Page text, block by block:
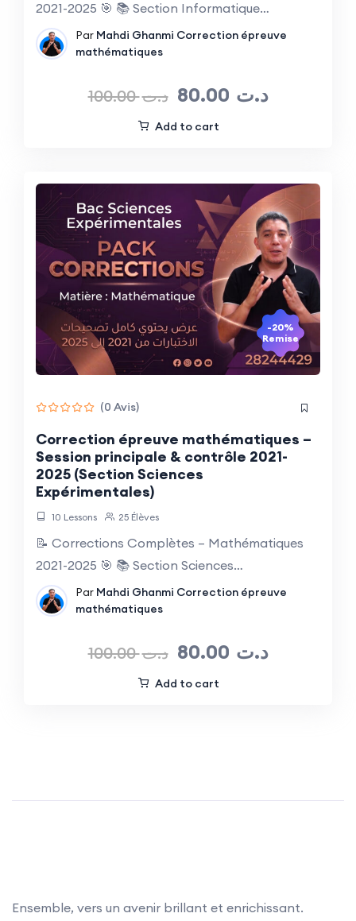
2021-2025 🎯 📚 Section Informatique…
Par Mahdi Ghanmi Correction épreuve
mathématiques
100.00د.ت 80.00 د.ت
Add to cart
-20%
Remise
(0 Avis)
Correction épreuve mathématiques –
Session principale & contrôle 2021-
2025 (Section Sciences
Expérimentales)
10 Lessons 25 Élèves
📝 Corrections Complètes – Mathématiques
2021-2025 🎯 📚 Section Sciences…
Par Mahdi Ghanmi Correction épreuve
mathématiques
100.00د.ت 80.00 د.ت
Add to cart
Ensemble, vers un avenir brillant et enrichissant.